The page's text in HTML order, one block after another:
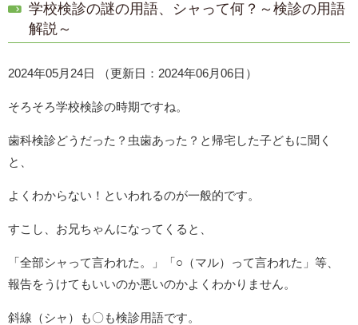
学校検診の謎の用語、シャって何？～検診の用語
解説～
2024年05月24日 （更新日：2024年06月06日）
そろそろ学校検診の時期ですね。
歯科検診どうだった？虫歯あった？と帰宅した子どもに聞く
と、
よくわからない！といわれるのが一般的です。
すこし、お兄ちゃんになってくると、
「全部シャって言われた。」「○（マル）って言われた」等、
報告をうけてもいいのか悪いのかよくわかりません。
斜線（シャ）も〇も検診用語です。